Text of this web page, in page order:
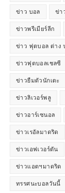
ข่าว บอล ข่า
ข่าวพรีเมียร์ลีก
ข่าว ฟุตบอล ต่าง
ข่าวฟุตบอลเชลซี
ข่าวยืมตัวนักเตะ
ข่าวลิเวอร์พลู
ข่าวอาร์เซนอล
ข่าวเรอัลมาดริด
ข่าวเอฟเวอร์ตัน
ข่าวแอตฯมาดริด
ทรรศนะบอลวันนี้